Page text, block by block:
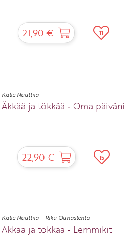
21,90 € 11
Kalle Nuuttila
Äkkää ja tökkää ‑ Oma päiväni
22,90 € 15
Kalle Nuuttila – Riku Ounaslehto
Äkkää ja tökkää ‑ Lemmikit